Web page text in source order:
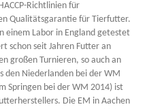
Richtlinien für
Qualitätsgarantie für Tierfutter.
einem Labor in England getestet
schon seit Jahren Futter an
großen Turnieren, so auch an
den Niederlanden bei der WM
Springen bei der WM 2014) ist
Die EM in Aachen